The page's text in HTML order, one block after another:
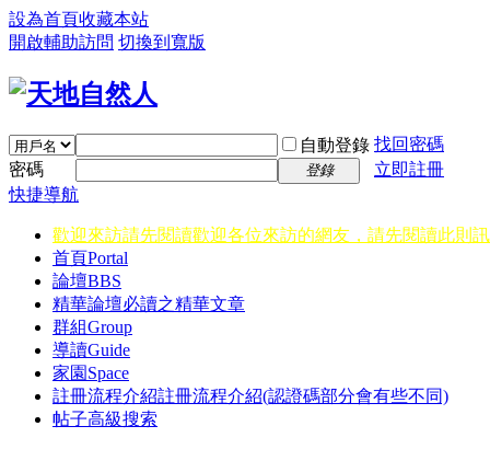
設為首頁收藏本站
開啟輔助訪問 切換到寬版
自動登錄 找回密碼
密碼
登錄
立即註冊
快捷導航
歡迎來訪請先閱讀歡迎各位來訪的網友，請先閱讀此則
首頁Portal
論壇BBS
精華論壇必讀之精華文章
群組Group
導讀Guide
家園 Space
註冊流程介紹註冊流程介紹(認證碼部分會有些不同)
帖子高級搜索